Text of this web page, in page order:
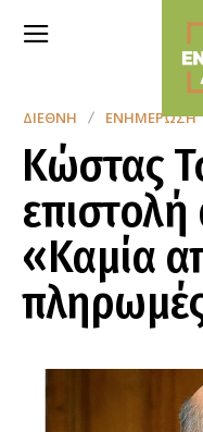
ΔΙΕΘΝΉ ΕΝΗΜΈΡΩΣΗ
Κώστας
«Καμία